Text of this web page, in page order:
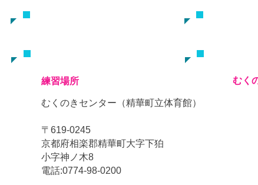
練習場所
むくのきセンター（精華町立体育館）
〒619-0245
京都府相楽郡精華町大字下狛
小字神ノ木8
電話:0774-98-0200
むく